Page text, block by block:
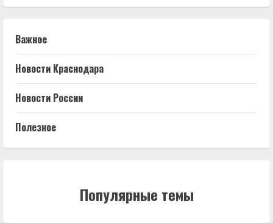
Важное
Новости Краснодара
Новости России
Полезное
Популярные темы